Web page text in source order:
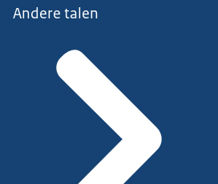
Andere talen